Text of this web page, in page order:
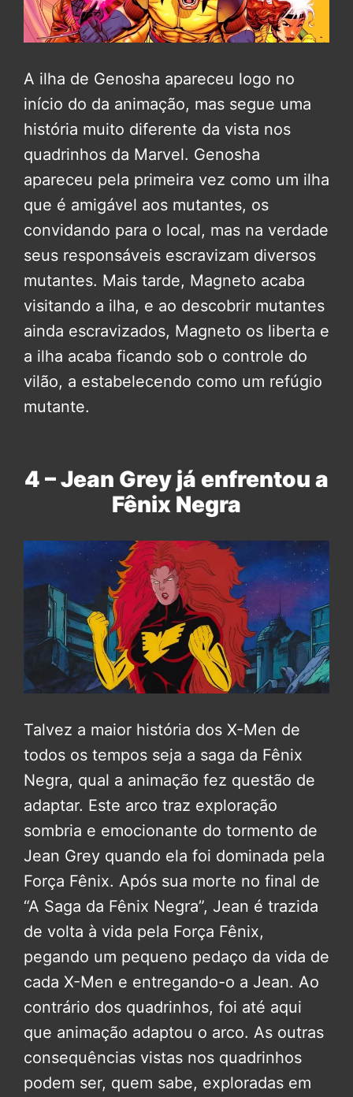
A ilha de Genosha apareceu logo no
início do da animação, mas segue uma
história muito diferente da vista nos
quadrinhos da Marvel. Genosha
apareceu pela primeira vez como um ilha
que é amigável aos mutantes, os
convidando para o local, mas na verdade
seus responsáveis escravizam diversos
mutantes. Mais tarde, Magneto acaba
visitando a ilha, e ao descobrir mutantes
ainda escravizados, Magneto os liberta e
a ilha acaba ficando sob o controle do
vilão, a estabelecendo como um refúgio
mutante.
4 – Jean Grey já enfrentou a
Fênix Negra
Talvez a maior história dos X-Men de
todos os tempos seja a saga da Fênix
Negra, qual a animação fez questão de
adaptar. Este arco traz exploração
sombria e emocionante do tormento de
Jean Grey quando ela foi dominada pela
Força Fênix. Após sua morte no final de
“A Saga da Fênix Negra”, Jean é trazida
de volta à vida pela Força Fênix,
pegando um pequeno pedaço da vida de
cada X-Men e entregando-o a Jean. Ao
contrário dos quadrinhos, foi até aqui
que animação adaptou o arco. As outras
consequências vistas nos quadrinhos
podem ser, quem sabe, exploradas em